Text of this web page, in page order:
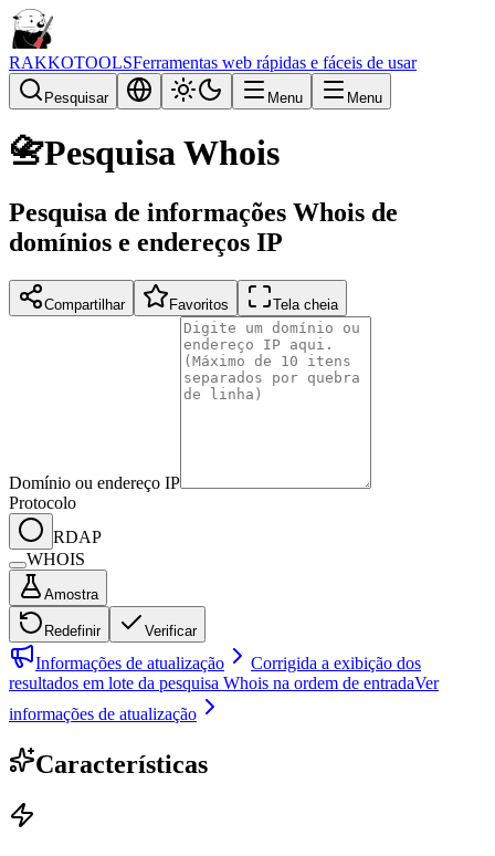
RAKKOTOOLSFerramentas web rápidas e fáceis de usar
Pesquisar Menu Menu
📇Pesquisa Whois
Pesquisa de informações Whois de
domínios e endereços IP
Compartilhar Favoritos Tela cheia
Domínio ou endereço IP
Protocolo
RDAP
WHOIS
Amostra
Redefinir Verificar
Informações de atualização
Corrigida a exibição dos
resultados em lote da pesquisa Whois na ordem de entradaVer
informações de atualização
Características